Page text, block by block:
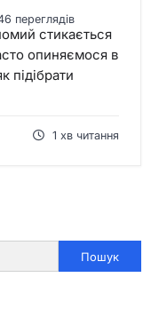
переглядів
стикається
опиняємося в
підібрати
1 хв читання
Пошук